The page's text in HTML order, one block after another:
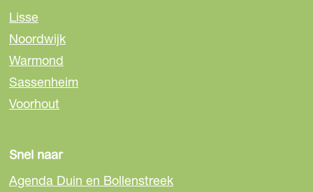
a
o
p
F
a
c
e
o
k
o
p
e
-
m
a
p
W
h
A
p
Lisse
Noordwijk
Warmond
Sassenheim
Voorhout
Snel naar
Agenda Duin en Bollenstreek